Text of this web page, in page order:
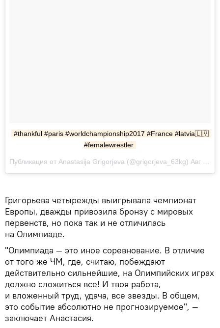
#thankful #paris #worldchampionship2017 #France #latvia🇱🇻
#femalewrestler
Григорьева четырежды выигрывала чемпионат
Европы, дважды привозила бронзу с мировых
первенств, но пока так и не отличилась
на Олимпиаде.
"Олимпиада — это иное соревнование. В отличие
от того же ЧМ, где, считаю, побеждают
действительно сильнейшие, на Олимпийских играх
должно сложиться все! И твоя работа,
и вложенный труд, удача, все звезды. В общем,
это событие абсолютно не прогнозируемое", —
заключает Анастасия.